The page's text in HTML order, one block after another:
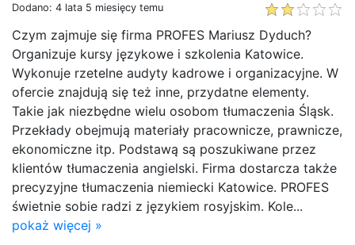
Dodano: 4 lata 5 miesięcy temu
Czym zajmuje się firma PROFES Mariusz Dyduch?
Organizuje kursy językowe i szkolenia Katowice.
Wykonuje rzetelne audyty kadrowe i organizacyjne. W
ofercie znajdują się też inne, przydatne elementy.
Takie jak niezbędne wielu osobom tłumaczenia Śląsk.
Przekłady obejmują materiały pracownicze, prawnicze,
ekonomiczne itp. Podstawą są poszukiwane przez
klientów tłumaczenia angielski. Firma dostarcza także
precyzyjne tłumaczenia niemiecki Katowice. PROFES
świetnie sobie radzi z językiem rosyjskim. Kole...
pokaż więcej »